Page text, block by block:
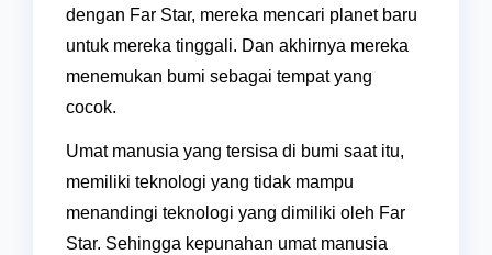
dengan Far Star, mereka mencari planet baru
untuk mereka tinggali. Dan akhirnya mereka
menemukan bumi sebagai tempat yang
cocok.
Umat manusia yang tersisa di bumi saat itu,
memiliki teknologi yang tidak mampu
menandingi teknologi yang dimiliki oleh Far
Star. Sehingga kepunahan umat manusia